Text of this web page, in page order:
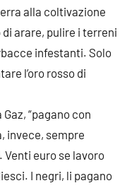
alla coltivazione
arare, pulire i terreni
infestanti. Solo
l’oro rosso di
“pagano con
invece, sempre
Venti euro se lavoro
I negri, li pagano